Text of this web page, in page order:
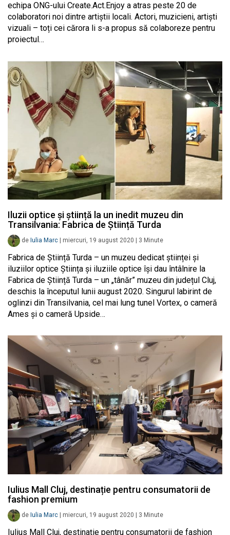
echipa ONG-ului Create.Act.Enjoy a atras peste 20 de
colaboratori noi dintre artiștii locali. Actori, muzicieni, artiști
vizuali – toți cei cărora li s-a propus să colaboreze pentru
proiectul…
Iluzii optice și știință la un inedit muzeu din
Transilvania: Fabrica de Știință Turda
de Iulia Marc miercuri, 19 august 2020 3 Minute
Fabrica de Știință Turda – un muzeu dedicat științei și
iluziilor optice Știința și iluziile optice își dau întâlnire la
Fabrica de Știință Turda – un „tânăr” muzeu din județul Cluj,
deschis la începutul lunii august 2020. Singurul labirint de
oglinzi din Transilvania, cel mai lung tunel Vortex, o cameră
Ames și o cameră Upside…
Iulius Mall Cluj, destinație pentru consumatorii de
fashion premium
de Iulia Marc miercuri, 19 august 2020 3 Minute
Iulius Mall Cluj, destinație pentru consumatorii de fashion